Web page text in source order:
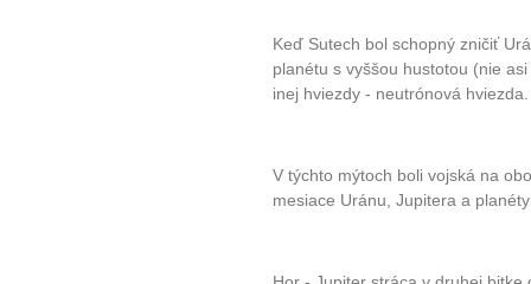
Keď Sutech bol schopný zničiť
planétu s vyššou hustotou (nie
inej hviezdy - neutrónová hviezda.
V týchto mýtoch boli vojská na
mesiace Uránu, Jupitera a